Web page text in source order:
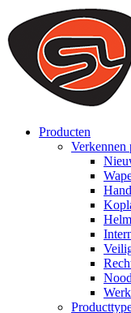
We use cookies to
on our website. By
that cookies are used
to offer you a better
you can disable
Producten
Verkennen